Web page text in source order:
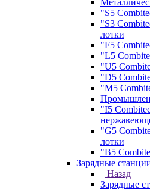
"S5
"S3
лотки
"F5
"L5
"U5
"D5
"M5
"I5
"G5
лотки
"B5
Зарядные
Назад
Зарядные